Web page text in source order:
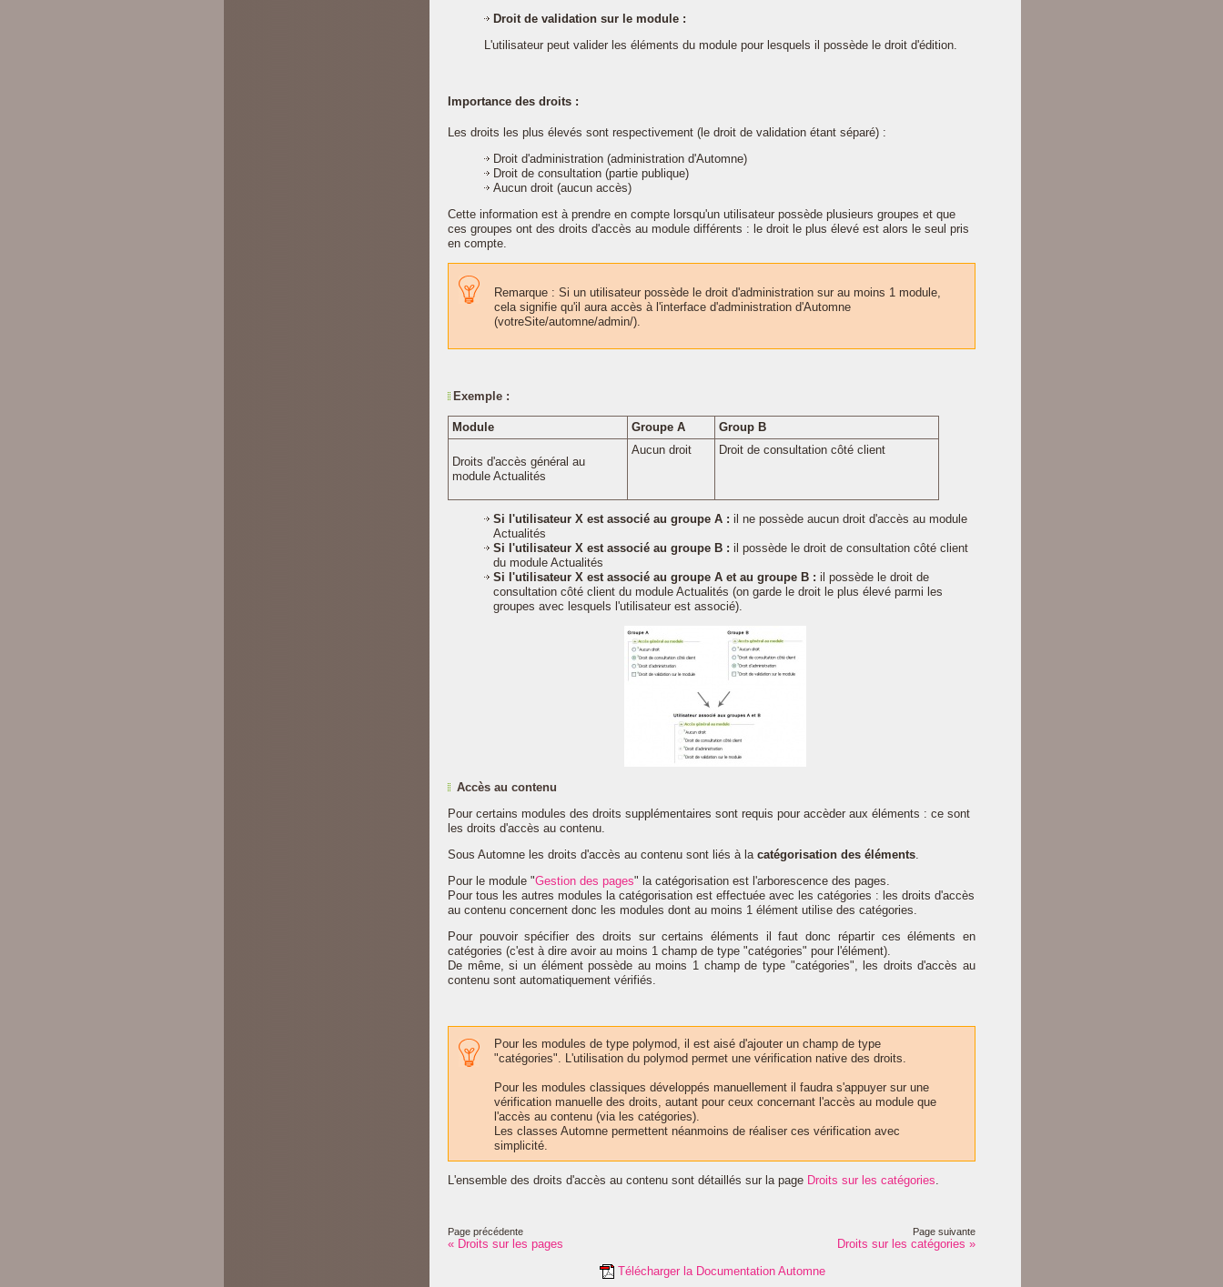
Droit de validation sur le module :
L'utilisateur peut valider les éléments du module pour lesquels il possède le droit d'édition.
Importance des droits :
Les droits les plus élevés sont respectivement (le droit de validation étant séparé) :
Droit d'administration (administration d'Automne)
Droit de consultation (partie publique)
Aucun droit (aucun accès)
Cette information est à prendre en compte lorsqu'un utilisateur possède plusieurs groupes et que
ces groupes ont des droits d'accès au module différents : le droit le plus élevé est alors le seul pris
en compte.
Remarque : Si un utilisateur possède le droit d'administration sur au moins 1 module,
cela signifie qu'il aura accès à l'interface d'administration d'Automne
(votreSite/automne/admin/).
Exemple :
Module Groupe A Group B
Droits d'accès général au
module Actualités
Aucun droit Droit de consultation côté client
Si l'utilisateur X est associé au groupe A : il ne possède aucun droit d'accès au module
Actualités
Si l'utilisateur X est associé au groupe B : il possède le droit de consultation côté client
du module Actualités
Si l'utilisateur X est associé au groupe A et au groupe B : il possède le droit de
consultation côté client du module Actualités (on garde le droit le plus élevé parmi les
groupes avec lesquels l'utilisateur est associé).
Accès au contenu
Pour certains modules des droits supplémentaires sont requis pour accèder aux éléments : ce sont
les droits d'accès au contenu.
Sous Automne les droits d'accès au contenu sont liés à la catégorisation des éléments
Pour le module "Gestion des pages" la catégorisation est l'arborescence des pages.
Pour tous les autres modules la catégorisation est effectuée avec les catégories : les droits d'accès
au contenu concernent donc les modules dont au moins 1 élément utilise des catégories.
Pour pouvoir spécifier des droits sur certains éléments il faut donc répartir ces éléments en
catégories (c'est à dire avoir au moins 1 champ de type "catégories" pour l'élément).
De même, si un élément possède au moins 1 champ de type "catégories", les droits d'accès au
contenu sont automatiquement vérifiés.
Pour les modules de type polymod, il est aisé d'ajouter un champ de type
"catégories". L'utilisation du polymod permet une vérification native des droits.
Pour les modules classiques développés manuellement il faudra s'appuyer sur une
vérification manuelle des droits, autant pour ceux concernant l'accès au module que
l'accès au contenu (via les catégories).
Les classes Automne permettent néanmoins de réaliser ces vérification avec
simplicité.
L'ensemble des droits d'accès au contenu sont détaillés sur la page Droits sur les catégories
Page précédente
« Droits sur les pages
Page suivante
Droits sur les catégories »
Télécharger la Documentation Automne